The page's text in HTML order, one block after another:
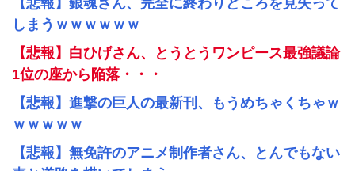
【悲報】銀魂さん、完全に終わりどころを見失って
しまうｗｗｗｗｗｗ
【悲報】白ひげさん、とうとうワンピース最強議論
1位の座から陥落・・・
【悲報】進撃の巨人の最新刊、もうめちゃくちゃｗ
ｗｗｗｗｗ
【悲報】無免許のアニメ制作者さん、とんでもない